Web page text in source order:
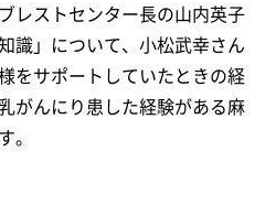
レストセンター長の山内英子
識」について、小松武幸さん
をサポートしていたときの経
がんにり患した経験がある麻
。